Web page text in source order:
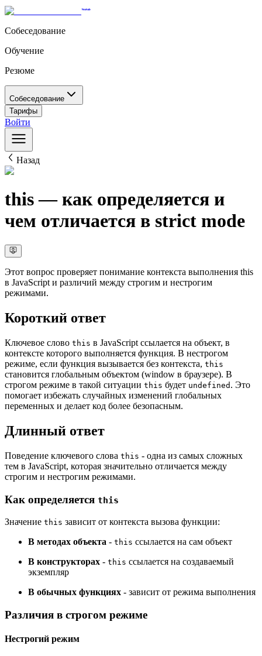
Собеседование
Обучение
Резюме
Собеседование
Тарифы
Войти
Назад
this — как определяется и
чем отличается в strict mode
Этот вопрос проверяет понимание контекста выполнения this
в JavaScript и различий между строгим и нестрогим
режимами.
Короткий ответ
Ключевое слово this в JavaScript ссылается на объект, в
контексте которого выполняется функция. В нестрогом
режиме, если функция вызывается без контекста, this
становится глобальным объектом (window в браузере). В
строгом режиме в такой ситуации this будет undefined . Это
помогает избежать случайных изменений глобальных
переменных и делает код более безопасным.
Длинный ответ
Поведение ключевого слова this - одна из самых сложных
тем в JavaScript, которая значительно отличается между
строгим и нестрогим режимами.
Как определяется this
Значение this зависит от контекста вызова функции:
В методах объекта - this ссылается на сам объект
В конструкторах - this ссылается на создаваемый
экземпляр
В обычных функциях - зависит от режима выполнения
Различия в строгом режиме
Нестрогий режим